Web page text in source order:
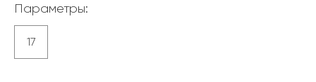
Параметры:
17